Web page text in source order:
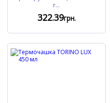
r...
322.39грн.